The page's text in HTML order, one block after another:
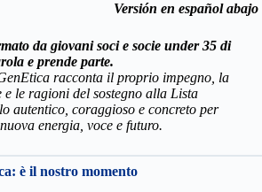
Versión en español abajo
da giovani soci e socie under 35 di
e prende parte.
racconta il proprio impegno, la
e le ragioni del sostegno alla Lista
autentico, coraggioso e concreto per
energia, voce e futuro.
è il nostro momento